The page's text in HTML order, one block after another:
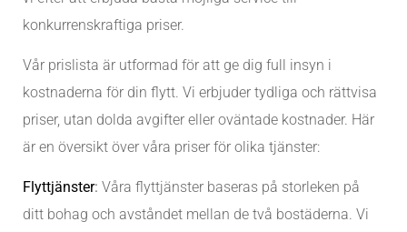
konkurrenskraftiga priser.
Vår prislista är utformad för att ge dig full insyn i
kostnaderna för din flytt. Vi erbjuder tydliga och rättvisa
priser, utan dolda avgifter eller oväntade kostnader. Här
är en översikt över våra priser för olika tjänster:
Flyttjänster: Våra flyttjänster baseras på storleken på
ditt bohag och avståndet mellan de två bostäderna. Vi